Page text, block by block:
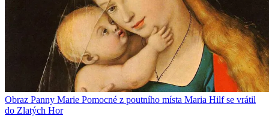
Obraz Panny Marie Pomocné z poutního místa Maria Hilf se vrátil
do Zlatých Hor